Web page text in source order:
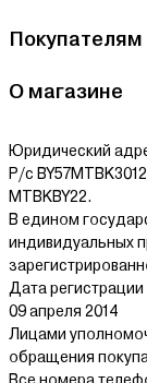
Покупателям
О магазине
Юридический
Р/с
MTBKBY22.
В едином
индивидуальных
Дата
09 апреля 2014
Лицами
обращения
Все номера